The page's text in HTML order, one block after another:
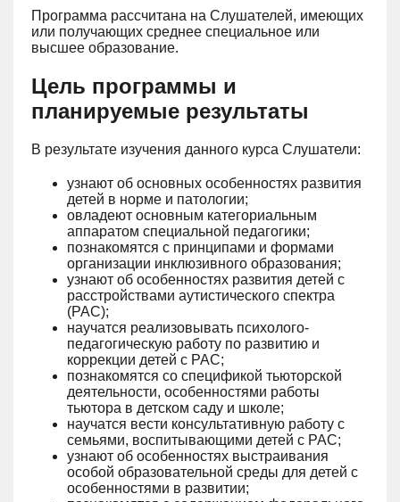
Программа рассчитана на Слушателей, имеющих
или получающих среднее специальное или
высшее образование.
Цель программы и
планируемые результаты
В результате изучения данного курса Слушатели:
узнают об основных особенностях развития
детей в норме и патологии;
овладеют основным категориальным
аппаратом специальной педагогики;
познакомятся с принципами и формами
организации инклюзивного образования;
узнают об особенностях развития детей с
расстройствами аутистического спектра
(РАС);
научатся реализовывать психолого-
педагогическую работу по развитию и
коррекции детей с РАС;
познакомятся со спецификой тьюторской
деятельности, особенностями работы
тьютора в детском саду и школе;
научатся вести консультативную работу с
семьями, воспитывающими детей с РАС;
узнают об особенностях выстраивания
особой образовательной среды для детей с
особенностями в развитии;